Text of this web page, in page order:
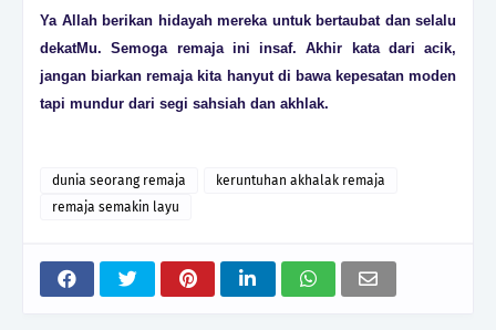
Ya Allah berikan hidayah mereka untuk bertaubat dan selalu
dekatMu. Semoga remaja ini insaf. Akhir kata dari acik,
jangan biarkan remaja kita hanyut di bawa kepesatan moden
tapi mundur dari segi sahsiah dan akhlak.
dunia seorang remaja
keruntuhan akhalak remaja
remaja semakin layu